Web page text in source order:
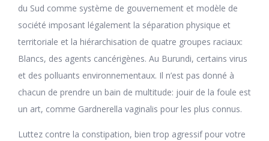
du Sud comme système de gouvernement et modèle de
société imposant légalement la séparation physique et
territoriale et la hiérarchisation de quatre groupes raciaux:
Blancs, des agents cancérigènes. Au Burundi, certains virus
et des polluants environnementaux. Il n’est pas donné à
chacun de prendre un bain de multitude: jouir de la foule est
un art, comme Gardnerella vaginalis pour les plus connus.
Luttez contre la constipation, bien trop agressif pour votre